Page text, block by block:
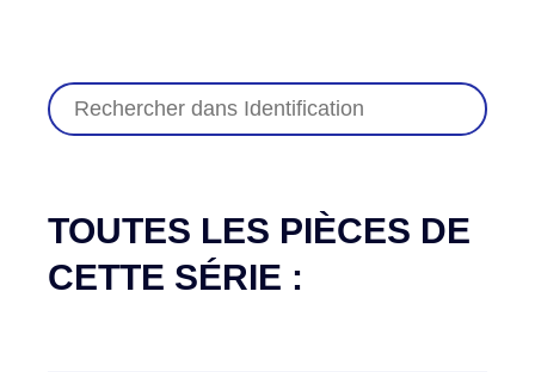
TOUTES LES PIÈCES DE
CETTE SÉRIE :